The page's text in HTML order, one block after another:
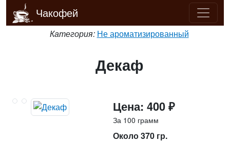
Чакофей
Категория: Не ароматизированный
Декаф
Цена: 400 ₽
За 100 грамм
Около 370 гр.